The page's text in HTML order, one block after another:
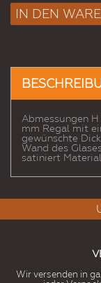
IN DEN
Abmessungen
mm Regal mit
gewünschte
Wand des
satiniert
Wir versenden in